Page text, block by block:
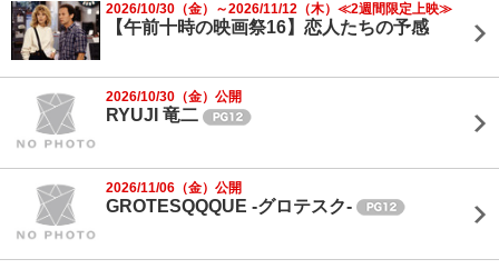
2026/10/30（金）～2026/11/12（木）≪2週間限定上映≫
【午前十時の映画祭16】恋人たちの予感
2026/10/30（金）公開
RYUJI 竜二
2026/11/06（金）公開
GROTESQQQUE -グロテスク-